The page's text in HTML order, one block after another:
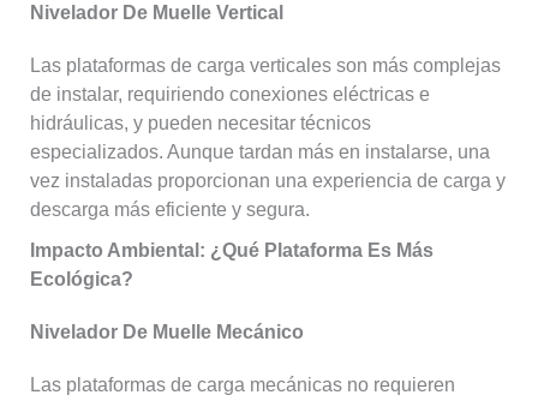
Nivelador De Muelle Vertical
Las plataformas de carga verticales son más complejas
de instalar, requiriendo conexiones eléctricas e
hidráulicas, y pueden necesitar técnicos
especializados. Aunque tardan más en instalarse, una
vez instaladas proporcionan una experiencia de carga y
descarga más eficiente y segura.
Impacto Ambiental: ¿qué Plataforma Es Más
Ecológica?
Nivelador De Muelle Mecánico
Las plataformas de carga mecánicas no requieren